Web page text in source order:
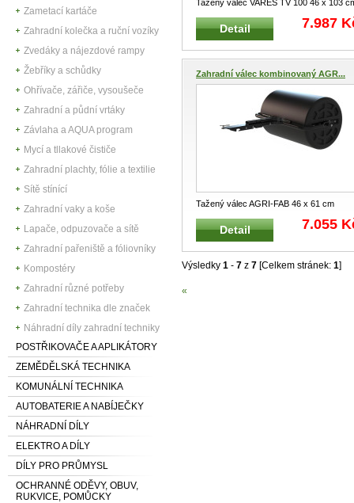
Zametací kartáče
Zahradní kolečka a ruční vozíky
Zvedáky a nájezdové rampy
Žebříky a schůdky
Ohřívače, zářiče, vysoušeče
Zahradní a půdní vrtáky
Závlaha a AQUA program
Mycí a tllakové čističe
Zahradní plachty, fólie a textilie
Sítě stínící
Zahradní vaky a koše
Lapače, odpuzovače a sítě
Zahradní pařeniště a fóliovníky
Kompostéry
Zahradní různé potřeby
Zahradní technika dle značek
Náhradní díly zahradní techniky
POSTŘIKOVAČE A APLIKÁTORY
ZEMĚDĚLSKÁ TECHNIKA
KOMUNÁLNÍ TECHNIKA
AUTOBATERIE A NABÍJEČKY
NÁHRADNÍ DÍLY
ELEKTRO A DÍLY
DÍLY PRO PRŮMYSL
OCHRANNÉ ODĚVY, OBUV,
RUKVICE, POMŮCKY
Tažený válec VARES TV 100 46 x 103
kombinovaný ruční a tažený Taže
Detail 7.987
Zahradní válec kombinovaný AGR...
Tažený válec AGRI-FAB 46 x 61 cm
Tažený válec pro zahradní traktory,
Detail 7.055
Výsledky 1 - 7 z 7 [Celkem stránek: 1]
«